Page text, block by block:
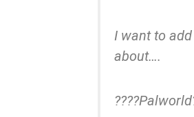
I want to
about….